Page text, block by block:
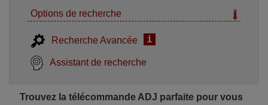
Options de recherche
Recherche Avancée i
Assistant de recherche
Trouvez la télécommande ADJ parfaite pour vous